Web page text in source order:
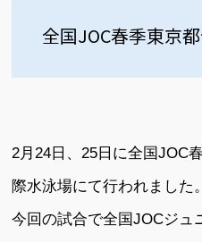
全国JOC春季東京
2月24日、25日に全国JOC
際水泳場にて行われました。
今回の試合で全国JOCジュ